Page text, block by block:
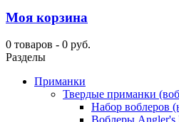
Моя корзина
0 товаров - 0 руб.
Разделы
Приманки
Твердые приманки
Набор воблеров